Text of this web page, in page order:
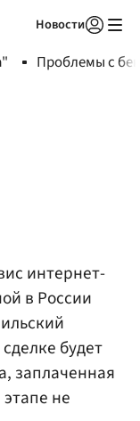
Новости
Проблемы с
интернет-
в России
будет
заплаченная
не